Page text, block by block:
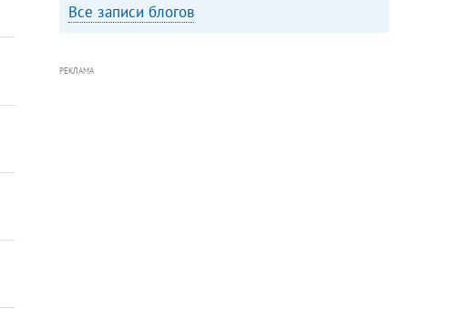
Все записи блогов
РЕКЛАМА